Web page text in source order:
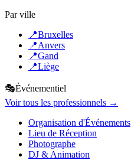
Par ville
📍Bruxelles
📍Anvers
📍Gand
📍Liège
🎭Événementiel
Voir tous les professionnels →
Organisation d'Événements
Lieu de Réception
Photographe
DJ & Animation